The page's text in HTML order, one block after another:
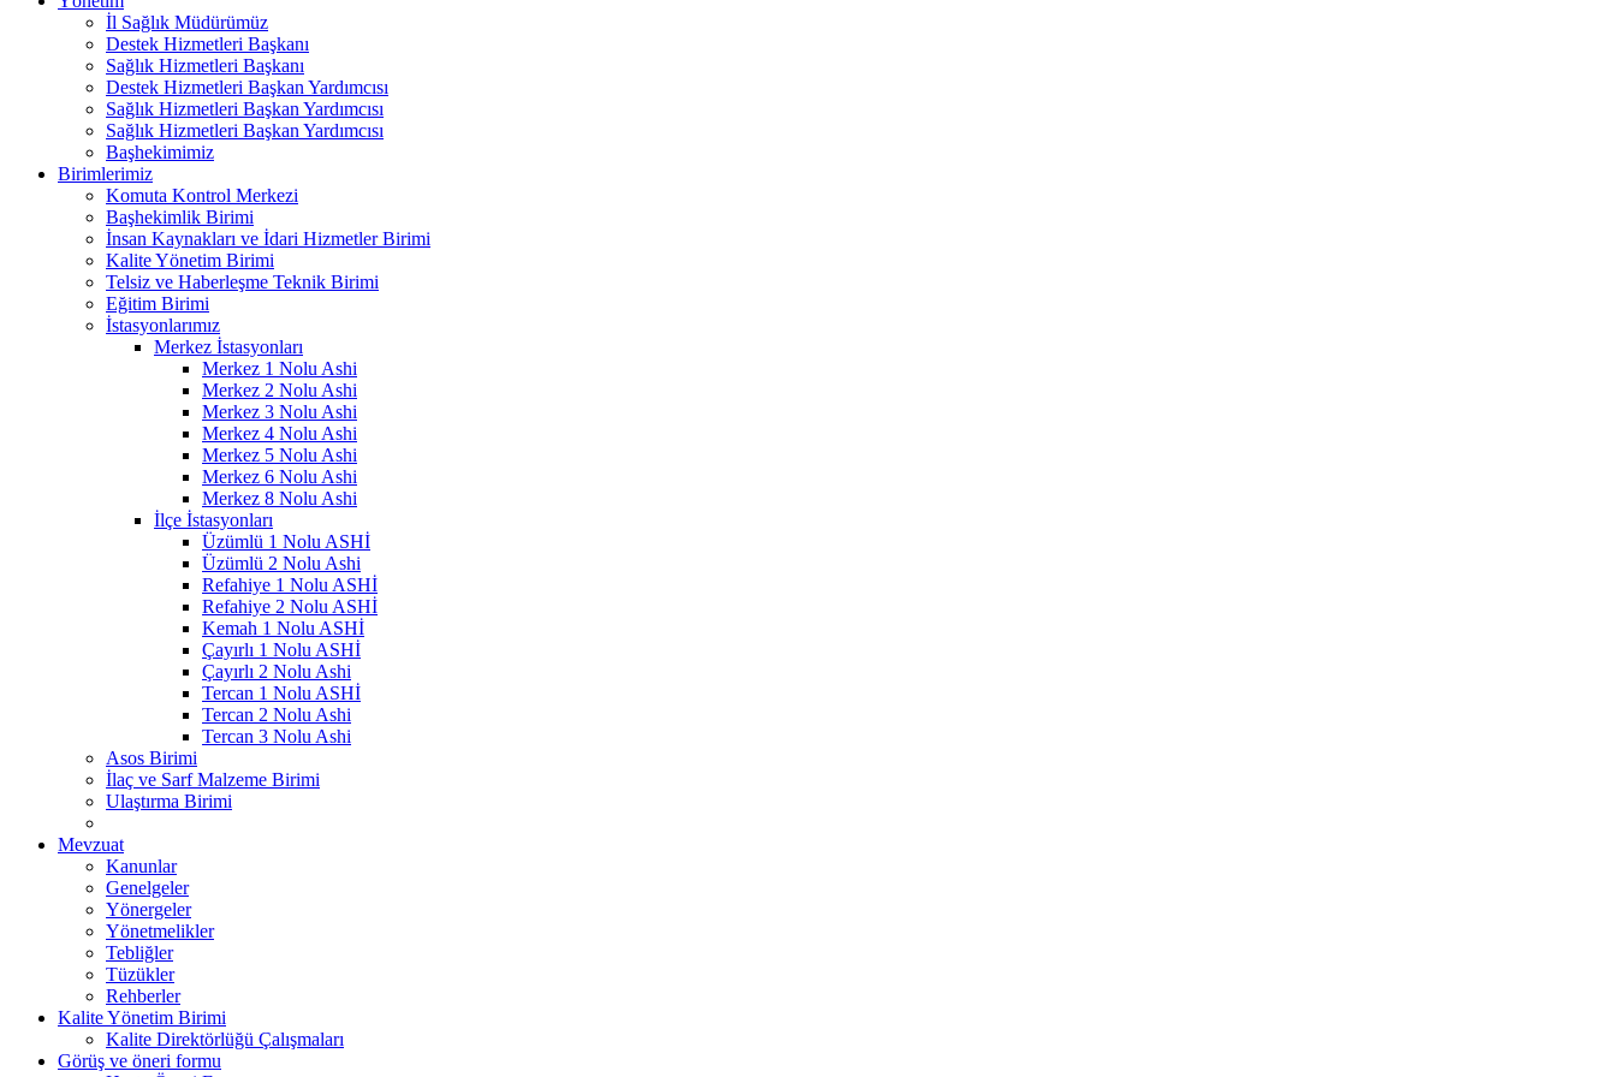
İl Sağlık Müdürümüz
Destek Hizmetleri Başkanı
Sağlık Hizmetleri Başkanı
Destek Hizmetleri Başkan Yardımcısı
Sağlık Hizmetleri Başkan Yardımcısı
Sağlık Hizmetleri Başkan Yardımcısı
Başhekimimiz
Birimlerimiz
Komuta Kontrol Merkezi
Başhekimlik Birimi
İnsan Kaynakları ve İdari Hizmetler Birimi
Kalite Yönetim Birimi
Telsiz ve Haberleşme Teknik Birimi
Eğitim Birimi
İstasyonlarımız
Merkez İstasyonları
Merkez 1 Nolu Ashi
Merkez 2 Nolu Ashi
Merkez 3 Nolu Ashi
Merkez 4 Nolu Ashi
Merkez 5 Nolu Ashi
Merkez 6 Nolu Ashi
Merkez 8 Nolu Ashi
İlçe İstasyonları
Üzümlü 1 Nolu ASHİ
Üzümlü 2 Nolu Ashi
Refahiye 1 Nolu ASHİ
Refahiye 2 Nolu ASHİ
Kemah 1 Nolu ASHİ
Çayırlı 1 Nolu ASHİ
Çayırlı 2 Nolu Ashi
Tercan 1 Nolu ASHİ
Tercan 2 Nolu Ashi
Tercan 3 Nolu Ashi
Asos Birimi
İlaç ve Sarf Malzeme Birimi
Ulaştırma Birimi
Mevzuat
Kanunlar
Genelgeler
Yönergeler
Yönetmelikler
Tebliğler
Tüzükler
Rehberler
Kalite Yönetim Birimi
Kalite Direktörlüğü Çalışmaları
Görüş ve öneri formu